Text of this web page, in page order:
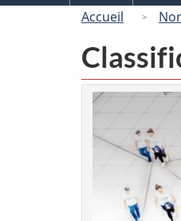
Accueil